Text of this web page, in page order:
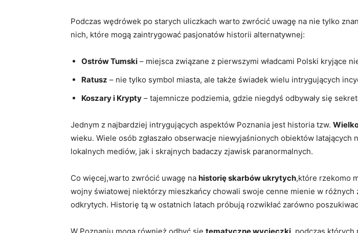
Podczas wędrówek po starych uliczkach warto zwrócić uwagę na nie tylko
nich, które mogą zaintrygować pasjonatów historii alternatywnej:
Ostrów Tumski – miejsca związane z pierwszymi władcami Polski kryjące
Ratusz – nie tylko symbol miasta, ale także świadek wielu intrygujących
Koszary i Krypty – tajemnicze podziemia, gdzie niegdyś odbywały się
Jednym z najbardziej intrygujących aspektów Poznania jest historia tzw.
wieku. Wiele osób zgłaszało obserwacje niewyjaśnionych obiektów
lokalnych mediów, jak i skrajnych badaczy zjawisk paranormalnych.
Co więcej,warto zwrócić uwagę na historię skarbów ukrytych,które rzekomo
wojny światowej niektórzy mieszkańcy chowali swoje cenne mienie w różnych
odkrytych. Historię tą w ostatnich latach próbują rozwikłać zarówno